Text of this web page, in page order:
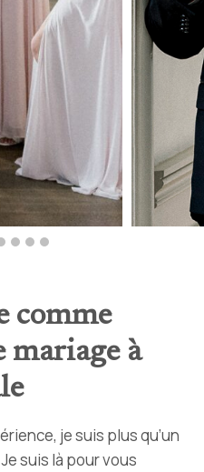
comme
mariage à
je suis plus qu’un
suis là pour vous